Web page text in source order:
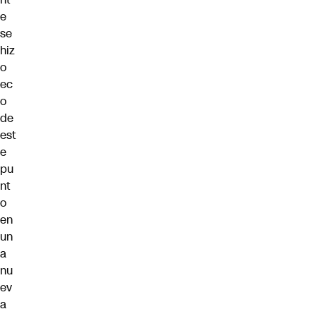
e
se
hiz
o
ec
o
de
est
e
pu
nt
o
en
un
a
nu
ev
a